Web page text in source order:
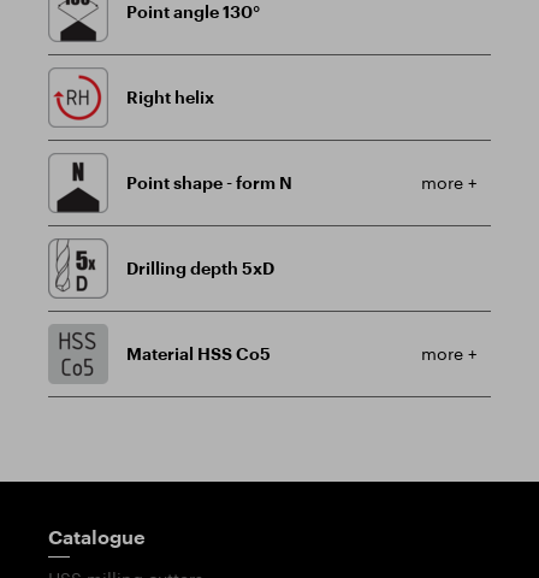
Point angle 130°
Right helix
Point shape - form N more +
Drilling depth 5xD
Material HSS Co5 more +
Guidepost
Catalogue